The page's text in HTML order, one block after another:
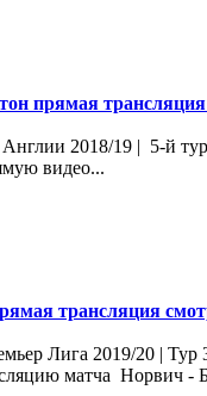
прямая
2018/19 | 5-й тур
видео...
трансляция
Лига 2019/20 | Тур
матча Норвич -